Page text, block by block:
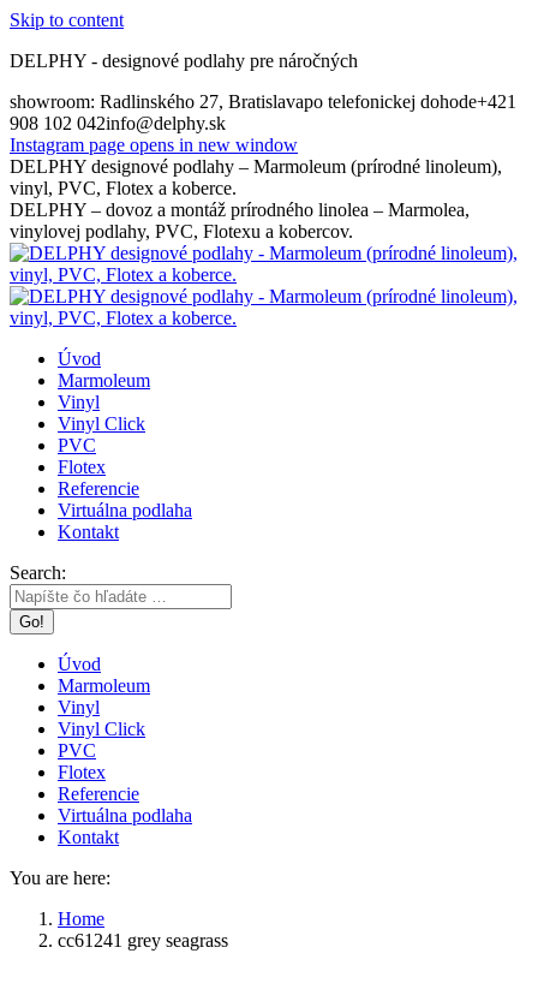
Skip to content
DELPHY - designové podlahy pre náročných
showroom: Radlinského 27, Bratislavapo telefonickej dohode+421
908 102 042info@delphy.sk
Instagram page opens in new window
DELPHY designové podlahy – Marmoleum (prírodné linoleum),
vinyl, PVC, Flotex a koberce.
DELPHY – dovoz a montáž prírodného linolea – Marmolea,
vinylovej podlahy, PVC, Flotexu a kobercov.
Úvod
Marmoleum
Vinyl
Vinyl Click
PVC
Flotex
Referencie
Virtuálna podlaha
Kontakt
Search:
Úvod
Marmoleum
Vinyl
Vinyl Click
PVC
Flotex
Referencie
Virtuálna podlaha
Kontakt
You are here:
Home
cc61241 grey seagrass